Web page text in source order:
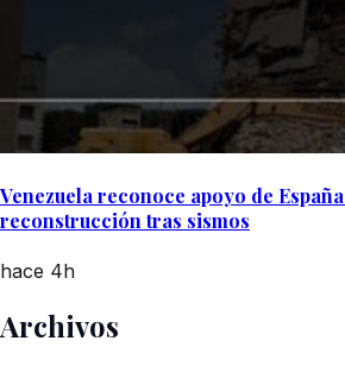
Venezuela reconoce apoyo de
reconstrucción tras sismos
hace 4h
Archivos